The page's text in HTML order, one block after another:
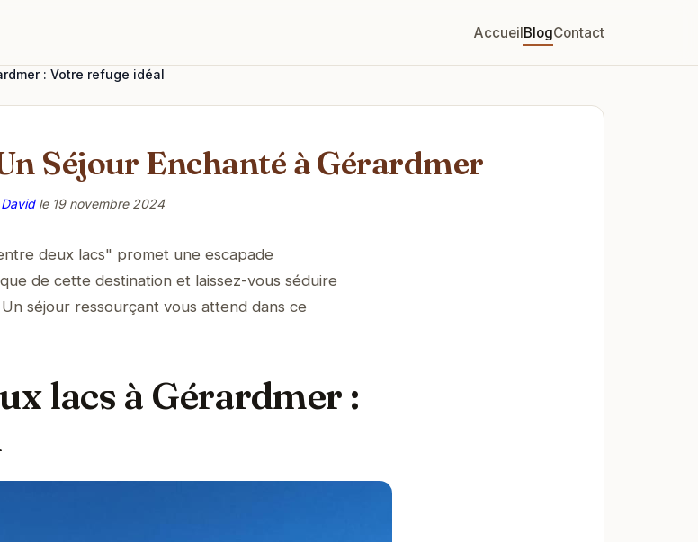
AccueilBlogContact
: Votre refuge idéal
Séjour Enchanté à Gérardmer
le 19 novembre 2024
deux lacs" promet une escapade
de cette destination et laissez-vous séduire
séjour ressourçant vous attend dans ce
lacs à Gérardmer :